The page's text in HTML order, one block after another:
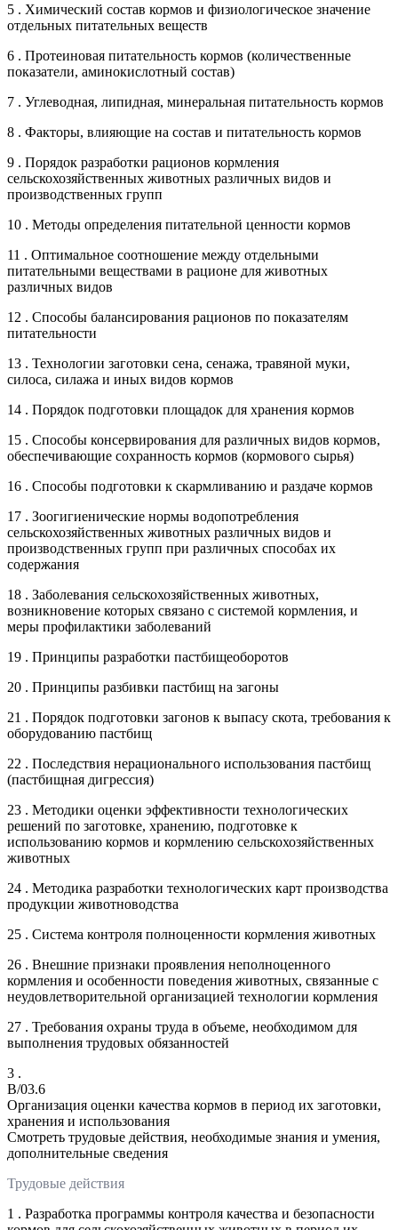
5 . Химический состав кормов и физиологическое значение
отдельных питательных веществ
6 . Протеиновая питательность кормов (количественные
показатели, аминокислотный состав)
7 . Углеводная, липидная, минеральная питательность кормов
8 . Факторы, влияющие на состав и питательность кормов
9 . Порядок разработки рационов кормления
сельскохозяйственных животных различных видов и
производственных групп
10 . Методы определения питательной ценности кормов
11 . Оптимальное соотношение между отдельными
питательными веществами в рационе для животных
различных видов
12 . Способы балансирования рационов по показателям
питательности
13 . Технологии заготовки сена, сенажа, травяной муки,
силоса, силажа и иных видов кормов
14 . Порядок подготовки площадок для хранения кормов
15 . Способы консервирования для различных видов кормов,
обеспечивающие сохранность кормов (кормового сырья)
16 . Способы подготовки к скармливанию и раздаче кормов
17 . Зоогигиенические нормы водопотребления
сельскохозяйственных животных различных видов и
производственных групп при различных способах их
содержания
18 . Заболевания сельскохозяйственных животных,
возникновение которых связано с системой кормления, и
меры профилактики заболеваний
19 . Принципы разработки пастбищеоборотов
20 . Принципы разбивки пастбищ на загоны
21 . Порядок подготовки загонов к выпасу скота, требования к
оборудованию пастбищ
22 . Последствия нерационального использования пастбищ
(пастбищная дигрессия)
23 . Методики оценки эффективности технологических
решений по заготовке, хранению, подготовке к
использованию кормов и кормлению сельскохозяйственных
животных
24 . Методика разработки технологических карт производства
продукции животноводства
25 . Система контроля полноценности кормления животных
26 . Внешние признаки проявления неполноценного
кормления и особенности поведения животных, связанные с
неудовлетворительной организацией технологии кормления
27 . Требования охраны труда в объеме, необходимом для
выполнения трудовых обязанностей
3 .
B/03.6
Организация оценки качества кормов в период их заготовки,
хранения и использования
Смотреть трудовые действия, необходимые знания и умения,
дополнительные сведения
Трудовые действия
1 . Разработка программы контроля качества и безопасности